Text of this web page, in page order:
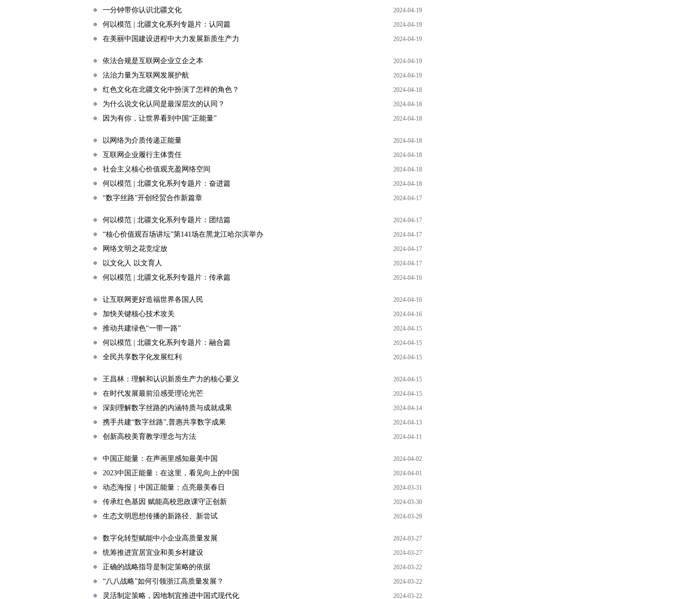
一分钟带你认识北疆文化 2024-04-19
何以模范 | 北疆文化系列专题片：认同篇 2024-04-19
在美丽中国建设进程中大力发展新质生产力 2024-04-19
依法合规是互联网企业立企之本 2024-04-19
法治力量为互联网发展护航 2024-04-19
红色文化在北疆文化中扮演了怎样的角色？ 2024-04-18
为什么说文化认同是最深层次的认同？ 2024-04-18
因为有你，让世界看到中国“正能量” 2024-04-18
以网络为介质传递正能量 2024-04-18
互联网企业履行主体责任 2024-04-18
社会主义核心价值观充盈网络空间 2024-04-18
何以模范 | 北疆文化系列专题片：奋进篇 2024-04-18
“数字丝路”开创经贸合作新篇章 2024-04-17
何以模范 | 北疆文化系列专题片：团结篇 2024-04-17
“核心价值观百场讲坛”第141场在黑龙江哈尔滨举办 2024-04-17
网络文明之花竞绽放 2024-04-17
以文化人 以文育人 2024-04-17
何以模范 | 北疆文化系列专题片：传承篇 2024-04-16
让互联网更好造福世界各国人民 2024-04-16
加快关键核心技术攻关 2024-04-16
推动共建绿色“一带一路” 2024-04-15
何以模范 | 北疆文化系列专题片：融合篇 2024-04-15
全民共享数字化发展红利 2024-04-15
王昌林：理解和认识新质生产力的核心要义 2024-04-15
在时代发展最前沿感受理论光芒 2024-04-15
深刻理解数字丝路的内涵特质与成就成果 2024-04-14
携手共建“数字丝路”,普惠共享数字成果 2024-04-13
创新高校美育教学理念与方法 2024-04-11
中国正能量：在声画里感知最美中国 2024-04-02
2023中国正能量：在这里，看见向上的中国 2024-04-01
动态海报｜中国正能量：点亮最美春日 2024-03-31
传承红色基因 赋能高校思政课守正创新 2024-03-30
生态文明思想传播的新路径、新尝试 2024-03-29
数字化转型赋能中小企业高质量发展 2024-03-27
统筹推进宜居宜业和美乡村建设 2024-03-27
正确的战略指导是制定策略的依据 2024-03-22
“八八战略”如何引领浙江高质量发展？ 2024-03-22
灵活制定策略，因地制宜推进中国式现代化 2024-03-22